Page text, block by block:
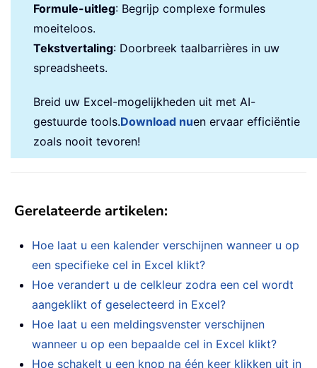
Formule-uitleg: Begrijp complexe formules
moeiteloos.
Tekstvertaling: Doorbreek taalbarrières in uw
spreadsheets.
Breid uw Excel-mogelijkheden uit met AI-
gestuurde tools.Download nuen ervaar efficiëntie
zoals nooit tevoren!
Gerelateerde artikelen:
Hoe laat u een kalender verschijnen wanneer u op
een specifieke cel in Excel klikt?
Hoe verandert u de celkleur zodra een cel wordt
aangeklikt of geselecteerd in Excel?
Hoe laat u een meldingsvenster verschijnen
wanneer u op een bepaalde cel in Excel klikt?
Hoe schakelt u een knop na één keer klikken uit in